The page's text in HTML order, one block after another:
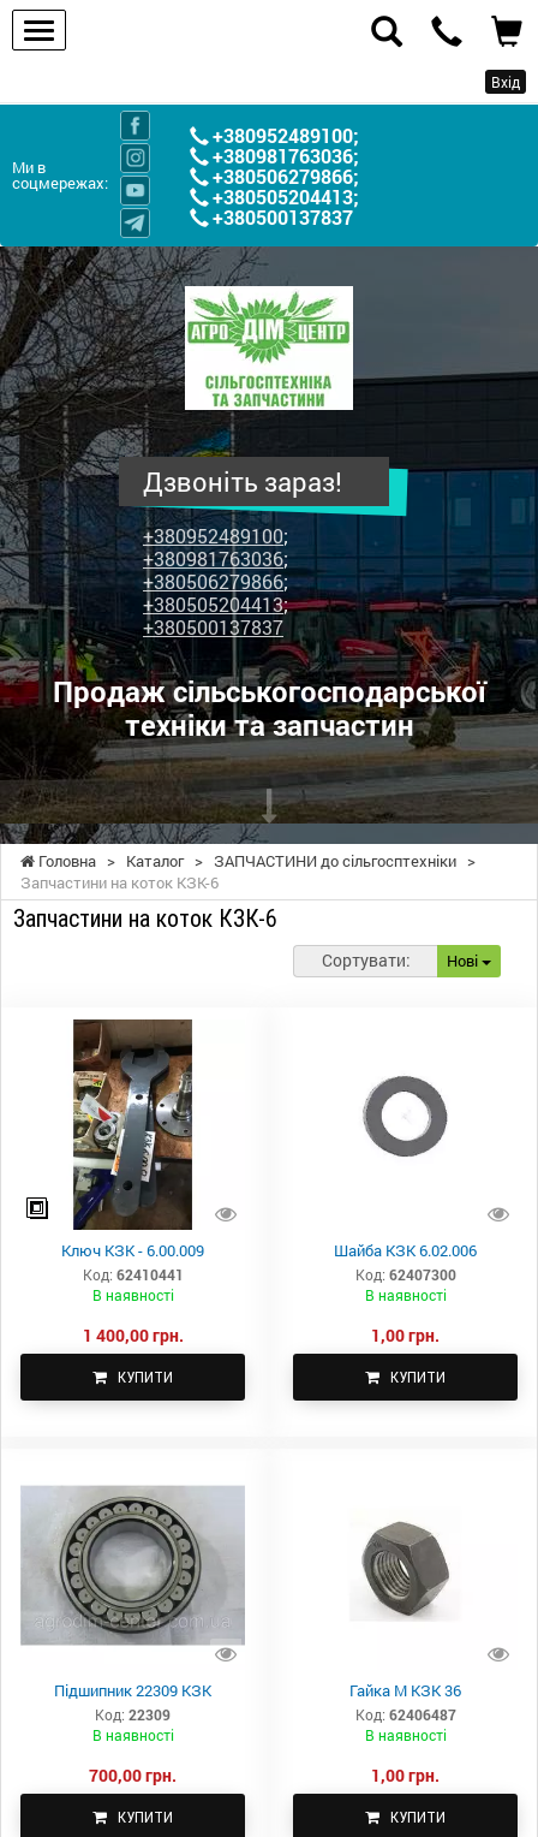
Вхід
Ми в
соцмережах:
+380952489100;
+380981763036;
+380506279866;
+380505204413;
+380500137837
ПП
"Агродім-
центр"
-
продаж
сільськогосподарської
техніки
та
запчастин
Дзвоніть зараз!
+380952489100;
+380981763036;
+380506279866;
+380505204413;
+380500137837
Продаж сільськогосподарської
техніки та запчастин
Головна > Каталог > ЗАПЧАСТИНИ до сільгосптехніки >
Запчастини на коток КЗК-6
Запчастини на коток КЗК-6
Сортувати: Нові
Ключ КЗК - 6.00.009
Код: 62410441
В наявності
1 400,00 грн.
КУПИТИ
Шайба КЗК 6.02.006
Код: 62407300
В наявності
1,00 грн.
КУПИТИ
Підшипник 22309 КЗК
Код: 22309
В наявності
700,00 грн.
КУПИТИ
Гайка М КЗК 36
Код: 62406487
В наявності
1,00 грн.
КУПИТИ